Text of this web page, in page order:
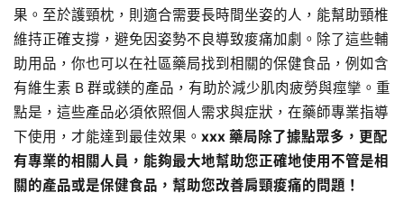
果。至於護頸枕，則適合需要長時間坐姿的人，能幫助頸椎
維持正確支撐，避免因姿勢不良導致痠痛加劇。除了這些輔
助用品，你也可以在社區藥局找到相關的保健食品，例如含
有維生素 B 群或鎂的產品，有助於減少肌肉疲勞與痙攣。重
點是，這些產品必須依照個人需求與症狀，在藥師專業指導
下使用，才能達到最佳效果。 xxx 藥局除了據點眾多，更配
有專業的相關人員，能夠最大地幫助您正確地使用不管是相
關的產品或是保健食品，幫助您改善肩頸痠痛的問題！